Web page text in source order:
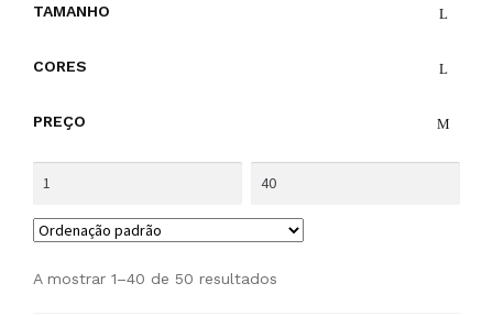
TAMANHO
CORES
PREÇO
A mostrar 1–40 de 50 resultados